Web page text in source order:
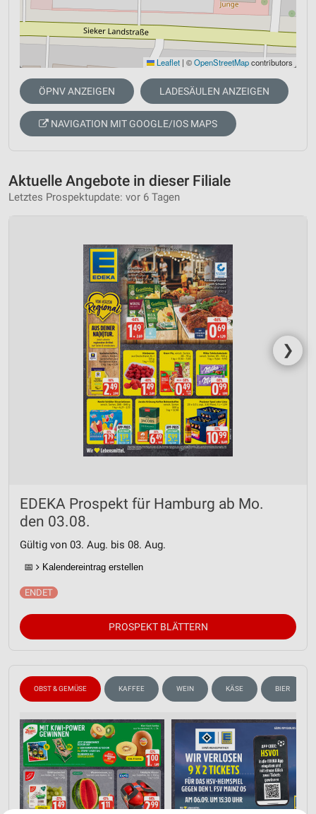
Leaflet | ©OpenStreetMapcontributors
ÖPNV ANZEIGEN LADESÄULEN ANZEIGEN
NAVIGATION MIT GOOGLE/IOS MAPS
Aktuelle Angebote in dieser Filiale
Letztes Prospektupdate: vor 6 Tagen
❯
EDEKA Prospekt für Hamburg ab Mo.
den 03.08.
Gültig von 03. Aug. bis 08. Aug.
📅 Kalendereintrag erstellen
PROSPEKT BLÄTTERN
OBST & GEMÜSE KAFFEE WEIN KÄSE BIER